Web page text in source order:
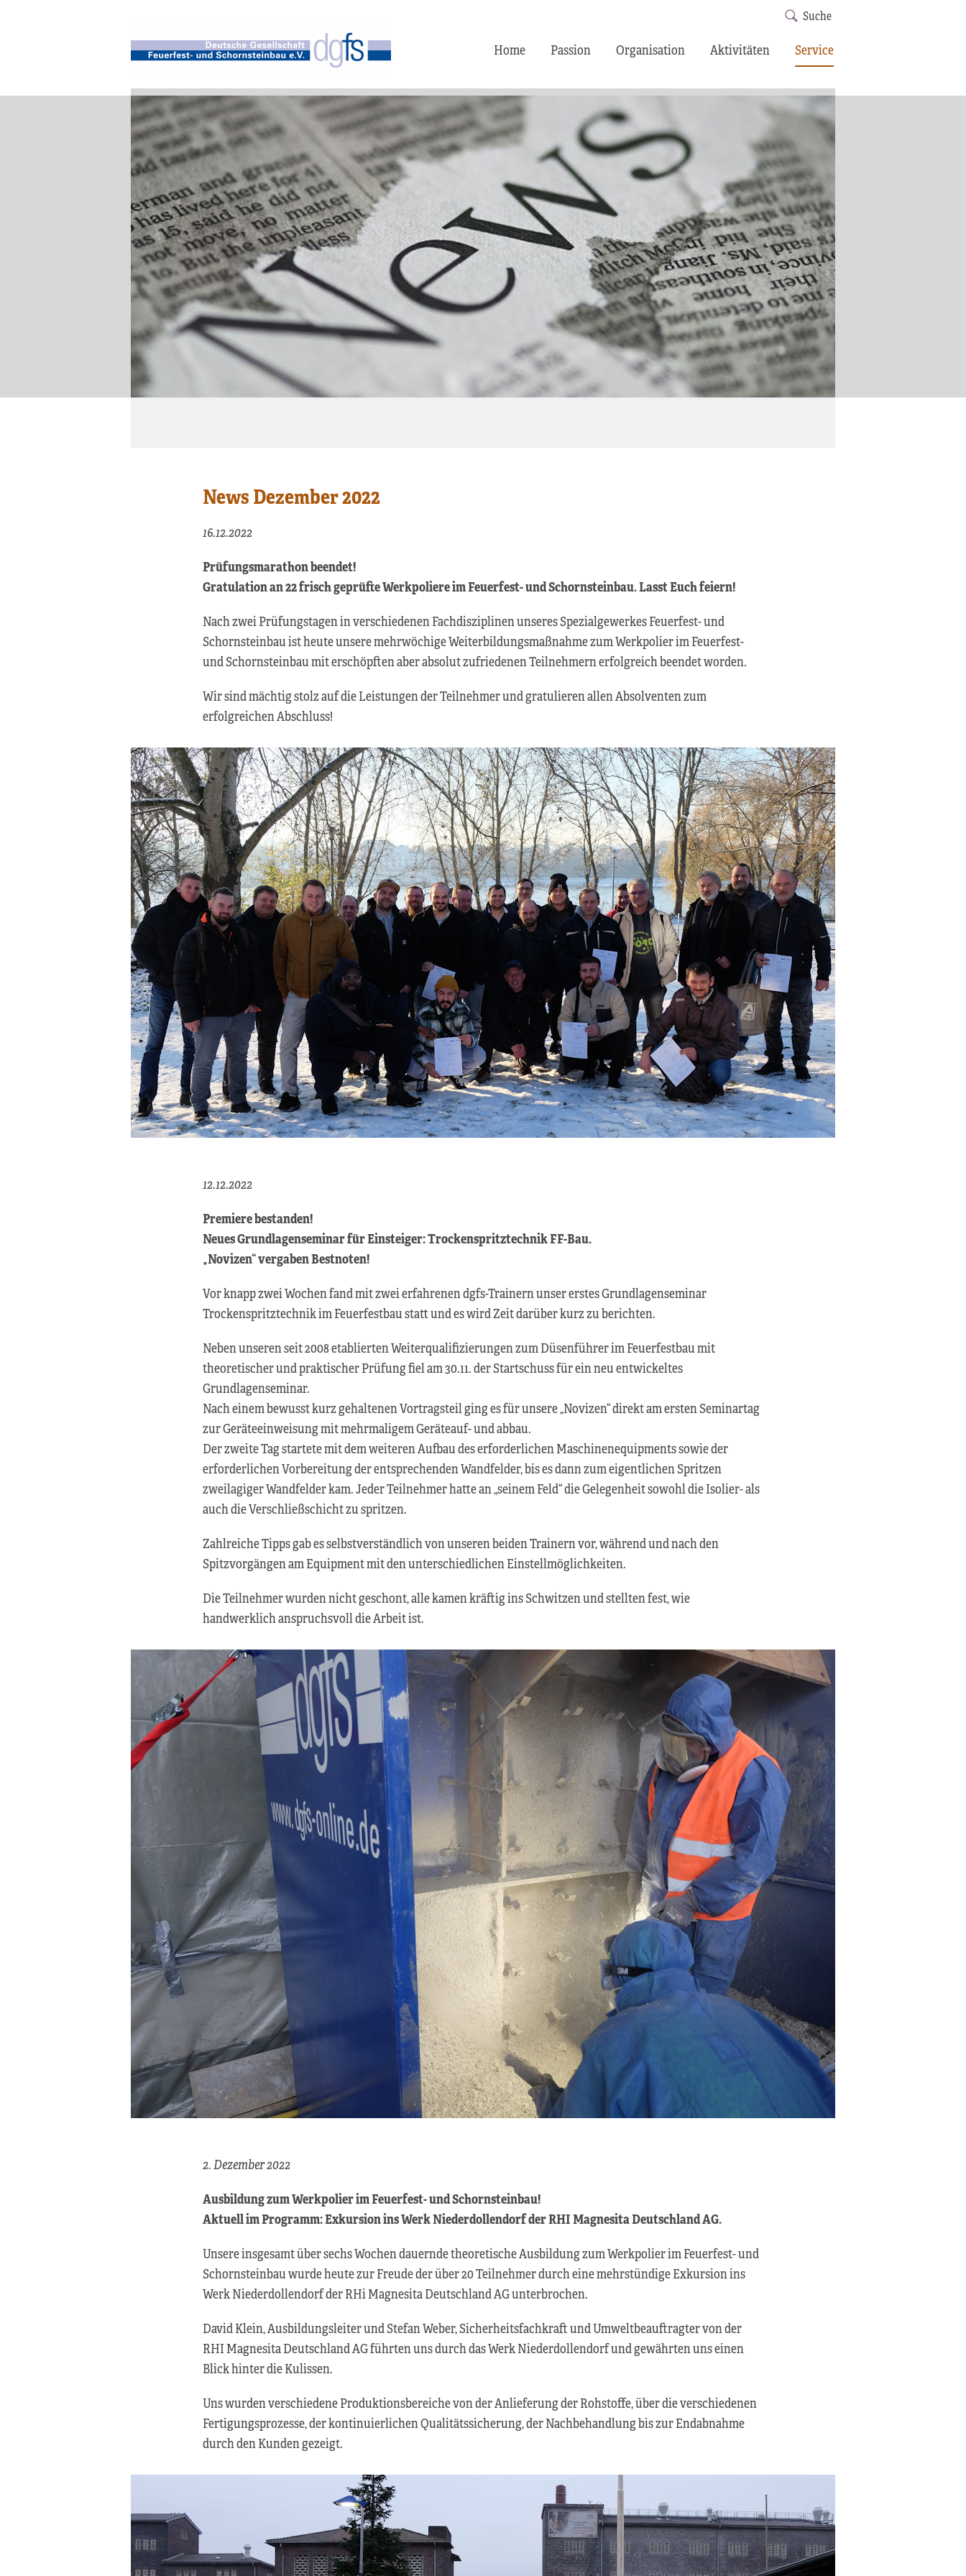
Suche
Home Passion Organisation Aktivitäten Service
News Dezember 2022
16.12.2022
Prüfungsmarathon beendet!
Gratulation an 22 frisch geprüfte Werkpoliere im Feuerfest- und Schornsteinbau. Lasst Euch feiern!
Nach zwei Prüfungstagen in verschiedenen Fachdisziplinen unseres Spezialgewerkes Feuerfest- und
Schornsteinbau ist heute unsere mehrwöchige Weiterbildungsmaßnahme zum Werkpolier im Feuerfest-
und Schornsteinbau mit erschöpften aber absolut zufriedenen Teilnehmern erfolgreich beendet worden.
Wir sind mächtig stolz auf die Leistungen der Teilnehmer und gratulieren allen Absolventen zum
erfolgreichen Abschluss!
12.12.2022
Premiere bestanden!
Neues Grundlagenseminar für Einsteiger: Trockenspritztechnik FF-Bau.
„Novizen“ vergaben Bestnoten!
Vor knapp zwei Wochen fand mit zwei erfahrenen dgfs-Trainern unser erstes Grundlagenseminar
Trockenspritztechnik im Feuerfestbau statt und es wird Zeit darüber kurz zu berichten.
Neben unseren seit 2008 etablierten Weiterqualifizierungen zum Düsenführer im Feuerfestbau mit
theoretischer und praktischer Prüfung fiel am 30.11. der Startschuss für ein neu entwickeltes
Grundlagenseminar.
Nach einem bewusst kurz gehaltenen Vortragsteil ging es für unsere „Novizen“ direkt am ersten Seminartag
zur Geräteeinweisung mit mehrmaligem Geräteauf- und abbau.
Der zweite Tag startete mit dem weiteren Aufbau des erforderlichen Maschinenequipments sowie der
erforderlichen Vorbereitung der entsprechenden Wandfelder, bis es dann zum eigentlichen Spritzen
zweilagiger Wandfelder kam. Jeder Teilnehmer hatte an „seinem Feld“ die Gelegenheit sowohl die Isolier- als
auch die Verschließschicht zu spritzen.
Zahlreiche Tipps gab es selbstverständlich von unseren beiden Trainern vor, während und nach den
Spitzvorgängen am Equipment mit den unterschiedlichen Einstellmöglichkeiten.
Die Teilnehmer wurden nicht geschont, alle kamen kräftig ins Schwitzen und stellten fest, wie
handwerklich anspruchsvoll die Arbeit ist.
2. Dezember 2022
Ausbildung zum Werkpolier im Feuerfest- und Schornsteinbau!
Aktuell im Programm: Exkursion ins Werk Niederdollendorf der RHI Magnesita Deutschland AG.
Unsere insgesamt über sechs Wochen dauernde theoretische Ausbildung zum Werkpolier im Feuerfest- und
Schornsteinbau wurde heute zur Freude der über 20 Teilnehmer durch eine mehrstündige Exkursion ins
Werk Niederdollendorf der RHi Magnesita Deutschland AG unterbrochen.
David Klein, Ausbildungsleiter und Stefan Weber, Sicherheitsfachkraft und Umweltbeauftragter von der
RHI Magnesita Deutschland AG führten uns durch das Werk Niederdollendorf und gewährten uns einen
Blick hinter die Kulissen.
Uns wurden verschiedene Produktionsbereiche von der Anlieferung der Rohstoffe, über die verschiedenen
Fertigungsprozesse, der kontinuierlichen Qualitätssicherung, der Nachbehandlung bis zur Endabnahme
durch den Kunden gezeigt.